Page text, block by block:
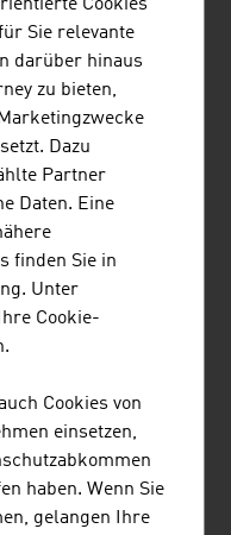
Österreichs,
der Holzindustrie
4.126,30
Cookies
Sie relevante
darüber hinaus
zu bieten,
Dazu
Partner
Daten. Eine
finden Sie in
Unter
Cookie-
Cookies von
einsetzen,
haben. Wenn Sie
gelangen Ihre